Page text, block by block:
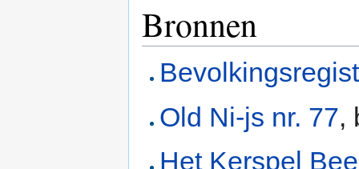
Bronnen
Old Ni-js nr. 77,
Het Kerspel